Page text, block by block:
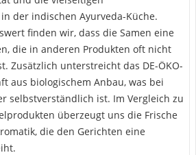
der indischen Ayurveda-Küche.
finden wir, dass die Samen eine
die in anderen Produkten oft nicht
Zusätzlich unterstreicht das DE-ÖKO-
aus biologischem Anbau, was bei
selbstverständlich ist. Im Vergleich zu
überzeugt uns die Frische
die den Gerichten eine